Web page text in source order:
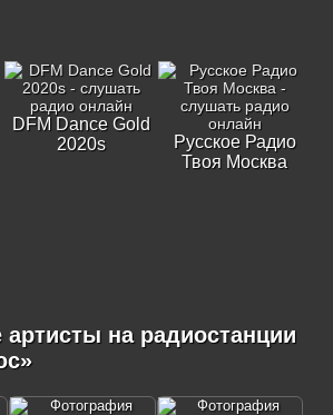
DFM Dance Gold
2020s
Русское Радио
Твоя Москва
на радиостанции